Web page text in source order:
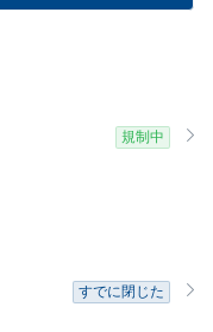
規制中
すでに閉じた